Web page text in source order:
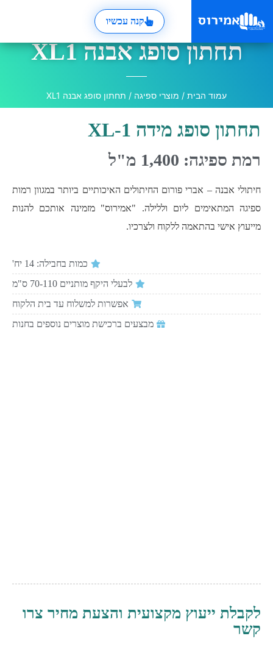
קנה עכשיו
תחתון סופג אבנה XL1
עמוד הבית / מוצרי ספיגה / תחתון סופג אבנה XL1
תחתון סופג מידה XL-1
רמת ספיגה: 1,400 מ"ל
חיתולי אבנה – אברי פורום החיתולים האיכותיים ביותר במגוון רמות
ספיגה המתאימים ליום וללילה. "אמירוס" מזמינה אותכם להנות
מייעוץ אישי בהתאמה ללקוח ולצרכיו.
כמות בחבילה: 14 יח'
לבעלי היקף מותניים 70-110 ס"מ
אפשרות למשלוח עד בית הלקוח
מבצעים ברכישת מוצרים נוספים בחנות
לקבלת ייעוץ מקצועית והצעת מחיר צרו
קשר